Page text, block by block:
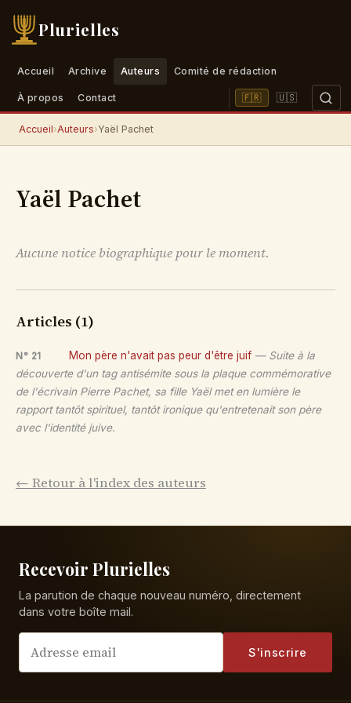
Plurielles
Accueil Archive Auteurs Comité de rédaction
À propos Contact 🇫🇷 🇺🇸
Accueil›Auteurs›Yaël Pachet
Yaël Pachet
Aucune notice biographique pour le moment.
Articles (1)
N° 21 Mon père n'avait pas peur d'être juif — Suite à la
découverte d'un tag antisémite sous la plaque commémorative
de l'écrivain Pierre Pachet, sa fille Yaël met en lumière le
rapport tantôt spirituel, tantôt ironique qu'entretenait son père
avec l'identité juive.
← Retour à l'index des auteurs
Recevoir Plurielles
La parution de chaque nouveau numéro, directement
dans votre boîte mail.
S'inscrire